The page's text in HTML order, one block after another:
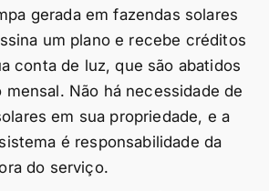
gerada em fazendas solares
um plano e recebe créditos
conta de luz, que são abatidos
Não há necessidade de
em sua propriedade, e a
é responsabilidade da
do serviço.